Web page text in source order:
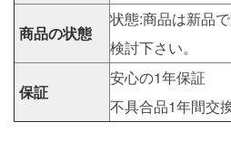
商品の状態
状態:商品は新品
検討下さい。
保証
安心の1年保証
不具合品1年間交